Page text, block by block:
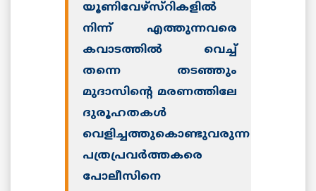
യൂണിവേഴ്സ്റികളില്‍
നിന്ന് എത്തുന്നവരെ
കവാടത്തില്‍ വെച്ച്
തന്നെ തടഞ്ഞും
മുദാസിന്റെ മരണത്തിലേ
ദുരൂഹതകള്‍
വെളിച്ചത്തുകൊണ്ടുവരുന്ന
പത്രപ്രവര്‍ത്തകരെ
പോലീസിനെ